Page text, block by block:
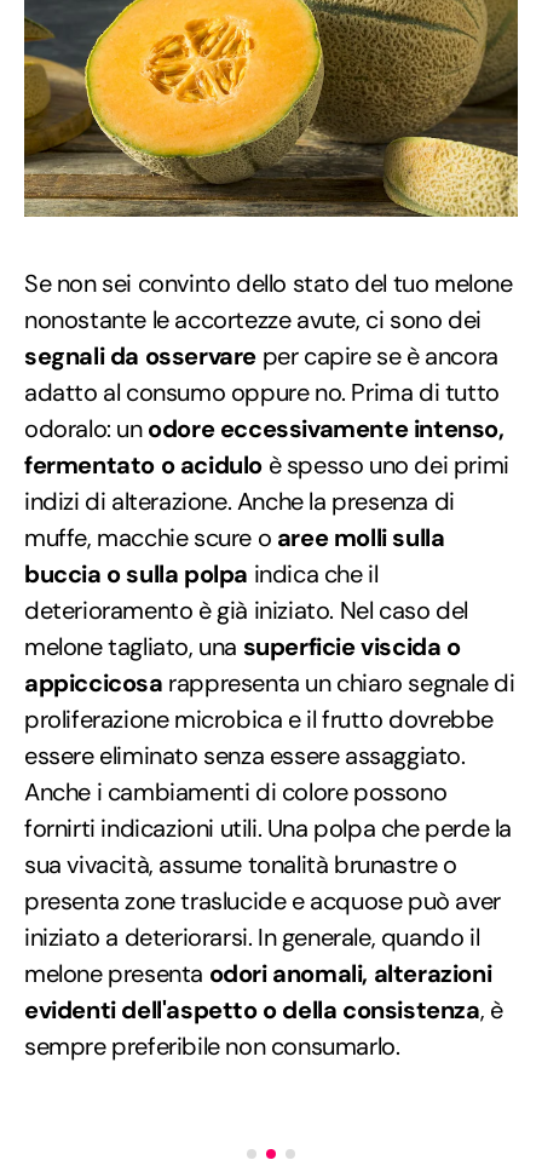
Se non sei convinto dello stato del tuo melone
nonostante le accortezze avute, ci sono dei
segnali da osservare per capire se è ancora
adatto al consumo oppure no. Prima di tutto
odoralo: unodore eccessivamente intenso,
fermentato o acidulo è spesso uno dei primi
indizi di alterazione. Anche la presenza di
muffe, macchie scure o aree molli sulla
buccia o sulla polpa indica che il
deterioramento è già iniziato. Nel caso del
melone tagliato, una superficie viscida o
appiccicosa rappresenta un chiaro segnale di
proliferazione microbica e il frutto dovrebbe
essere eliminato senza essere assaggiato.
Anche i cambiamenti di colore possono
fornirti indicazioni utili. Una polpa che perde la
sua vivacità, assume tonalità brunastre o
presenta zone traslucide e acquose può aver
iniziato a deteriorarsi. In generale, quando il
melone presenta odori anomali, alterazioni
evidenti dell'aspetto o della consistenza, è
sempre preferibile non consumarlo.